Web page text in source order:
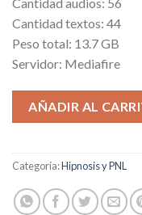
Cantidad audios: 56
Cantidad textos: 44
Peso total: 13.7 GB
Servidor: Mediafire
AÑADIR AL
Categoría:Hipnosis y PNL